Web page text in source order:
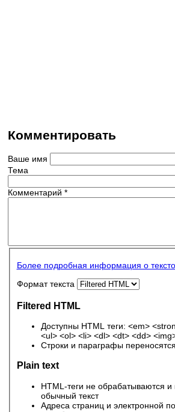
Комментировать
Ваше имя
Тема
Комментарий *
Более подробная информация о
Формат текста
Filtered HTML
Доступны HTML теги: <em>
<ul> <ol> <li> <dl> <dt> <dd>
Строки и параграфы переносятся
Plain text
HTML-теги не обрабатываются и
обычный текст
Адреса страниц и электронной